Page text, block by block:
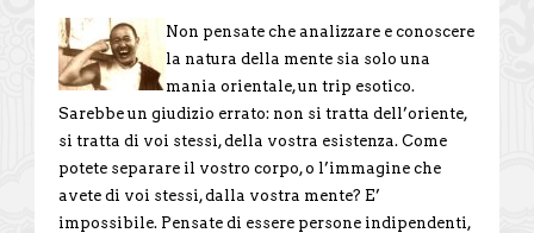
Non pensate che analizzare e conoscere
la natura della mente sia solo una
mania orientale, un trip esotico.
Sarebbe un giudizio errato: non si tratta dell’oriente,
si tratta di voi stessi, della vostra esistenza. Come
potete separare il vostro corpo, o l’immagine che
avete di voi stessi, dalla vostra mente? E’
impossibile. Pensate di essere persone indipendenti,